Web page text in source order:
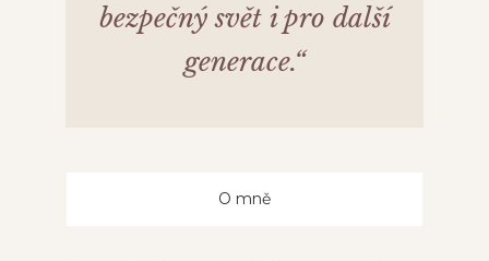
bezpečný svět i pro další
generace.“
O mně